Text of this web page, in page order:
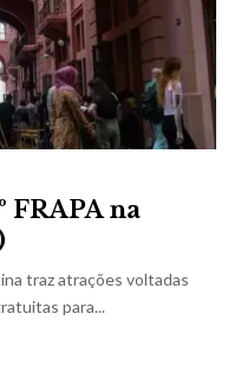
FRAPA na
traz atrações voltadas
para...